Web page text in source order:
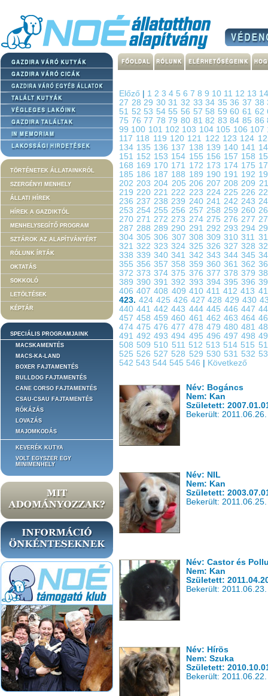
TÖRTÉNETEK ÁLLATAINKRÓL
SZERGÉNYI MENHELY
ÁLLATI HÍREK
HÍREK A GAZDIKTÓL
MENHELYSEGÍTŐ PROGRAM
SZTÁROK AZ ALAPÍTVÁNYÉRT
RÓLUNK ÍRTÁK
OKTATÁS
SOKKOLÓ
LETÖLTÉSEK
KÉPTÁR
SPECIÁLIS PROGRAMJAINK
MACSKAMENTÉS
MACS-KA-LAND
BOXER FAJTAMENTÉS
BULLDOG FAJTAMENTÉS
CANE CORSO FAJTAMENTÉS
CSAU-CSAU FAJTAMENTÉS
RÓKÁZÁS
LOVAZÁS
MAJOMKODÁS
KEVERÉK KUTYA
VOLT EGYSZER EGY
MINIMENHELY
Előző 1 2 3 4 5 6 7 8 9 10 11 12 13
27 2829 303132 3334 353637 38
51 52 53 54 55 56 57 58 596061 62
75 7677 787980 8182 838485 86
99 100 101 102 103 104 105 106 107
117 118 119 120 121 122 123 124
134 135 136 137 138 139 140 141
151 152 153 154 155 156 157 158
168 169 170 171 172 173 174 175
185 186 187 188 189 190 191 192
202203204 205 206 207208209
219220221222 223 224 225 226
236237238239 240 241 242 243
253254255256 257 258 259 260
270271272273 274 275 276 277
287288289290 291 292 293 294
304305306 307 308 309310311
321322323324 325 326 327 328
338339340341 342 343 344 345
355356357358 359 360 361 362
372373374375 376 377 378 379
389390391392 393 394 395 396
406407408 409 410 411412413
423. 424 425 426 427428429430
440441442443 444 445 446 447
457458459460 461 462 463 464
474475476477 478 479 480 481
491492493494 495 496 497 498
508 509 510 511 512 513 514 515
525 526 527 528 529 530 531 532
542 543 544 545 546 Következő
Név: Bogáncs
Nem: Kan
Született:
Bekerült: 2011.06.26.
Név: NIL
Nem: Kan
Született:
Bekerült: 2011.06.25.
Név: Castor és
Nem: Kan
Született:
Bekerült: 2011.06.23.
Név: Hírös
Nem: Szuka
Született:
Bekerült: 2011.06.22.